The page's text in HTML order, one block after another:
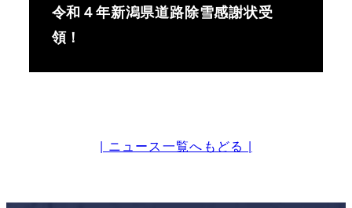
令和４年新潟県道路除雪感謝状受
領！
| ニュース一覧へもどる |